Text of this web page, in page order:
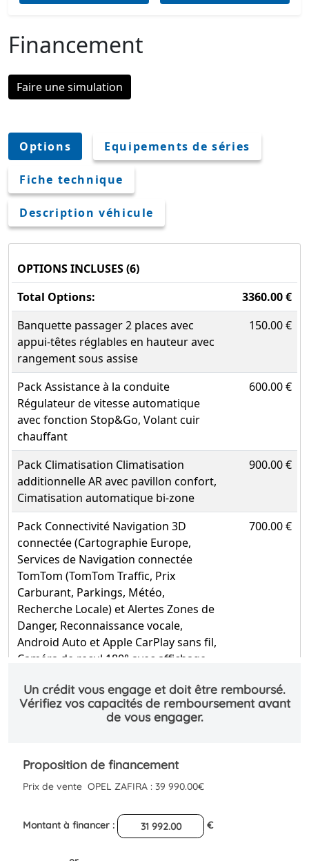
Financement
Faire une simulation
Options Equipements de séries
Fiche technique
Description véhicule
OPTIONS INCLUSES (6)
Total Options:
3360.00 €
Banquette passager 2 places avec
appui-têtes réglables en hauteur avec
rangement sous assise
150.00 €
Pack Assistance à la conduite
Régulateur de vitesse automatique
avec fonction Stop&Go, Volant cuir
chauffant
600.00 €
Pack Climatisation Climatisation
additionnelle AR avec pavillon confort,
Cimatisation automatique bi-zone
900.00 €
Pack Connectivité Navigation 3D
connectée (Cartographie Europe,
Services de Navigation connectée
TomTom (TomTom Traffic, Prix
Carburant, Parkings, Météo,
Recherche Locale) et Alertes Zones de
Danger, Reconnaissance vocale,
Android Auto et Apple CarPlay sans fil,
Caméra de recul 180° avec affichage
au stationnement AV, AR et latéral,
Système de surveillance d'angle mort
700.00 €
Peintures métallisée Kontrast Grey